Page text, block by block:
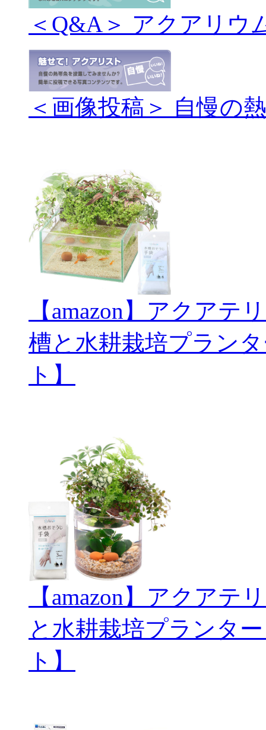
＜Q&A＞ アクアリウ
＜画像投稿＞ 自慢の
【amazon】アクアテ
槽と水耕栽培プラン
ト】
【amazon】アクアテ
と水耕栽培プランタ
ト】